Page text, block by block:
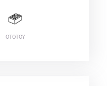
OTOTOY